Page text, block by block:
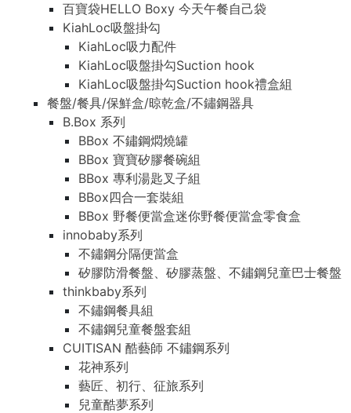
百寶袋HELLO Boxy 今天午餐自己袋
KiahLoc吸盤掛勾
KiahLoc吸力配件
KiahLoc吸盤掛勾Suction hook
KiahLoc吸盤掛勾Suction hook禮盒組
餐盤/餐具/保鮮盒/晾乾盒/不鏽鋼器具
B.Box 系列
BBox 不鏽鋼燜燒罐
BBox 寶寶矽膠餐碗組
BBox 專利湯匙叉子組
BBox四合一套裝組
BBox 野餐便當盒迷你野餐便當盒零食盒
innobaby系列
不鏽鋼分隔便當盒
矽膠防滑餐盤、矽膠蒸盤、不鏽鋼兒童巴士餐盤
thinkbaby系列
不鏽鋼餐具組
不鏽鋼兒童餐盤套組
CUITISAN 酷藝師 不鏽鋼系列
花神系列
藝匠、初行、征旅系列
兒童酷夢系列